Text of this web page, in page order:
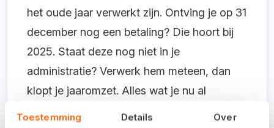
Toestemming Details Over
het oude jaar verwerkt zijn. Ontving je op 31
december nog een betaling? Die hoort bij
2025. Staat deze nog niet in je
administratie? Verwerk hem meteen, dan
klopt je jaaromzet. Alles wat je nu al